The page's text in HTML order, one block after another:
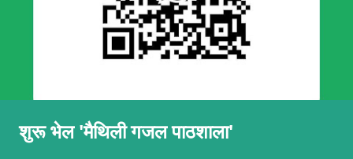
शुरू भेल 'मैथिली गजल पाठशाला'